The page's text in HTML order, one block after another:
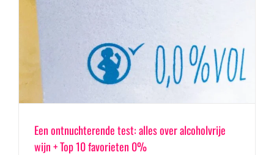
Een ontnuchterende test: alles over alcoholvrije
wijn + Top 10 favorieten 0%